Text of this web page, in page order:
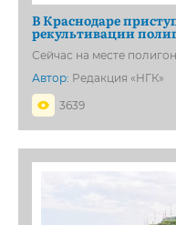
В Краснодаре
рекультивации
Сейчас на месте
Автор: Редакция «НГК»
3639